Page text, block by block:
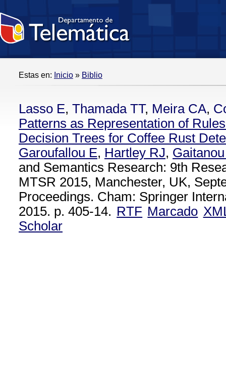
Estas en: Inicio » Biblio
Lasso E, Thamada TT, Meira CA,
Patterns as Representation of
Decision Trees for Coffee Rust
Garoufallou E, Hartley RJ, Gaitanou
and Semantics Research: 9th
MTSR 2015, Manchester, UK,
Proceedings. Cham: Springer
2015. p. 405-14. RTF Marcado
Scholar